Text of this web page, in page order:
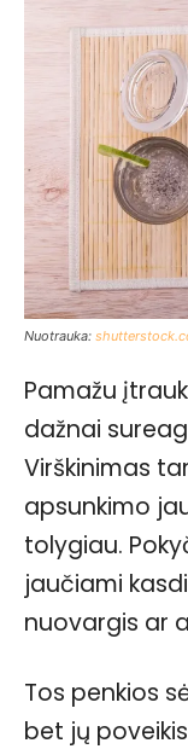
Nuotrauka:
Pamažu
dažnai
Virškinimas
apsunkimo
tolygiau.
jaučiami
nuovargis ar
Tos penkios
bet jų